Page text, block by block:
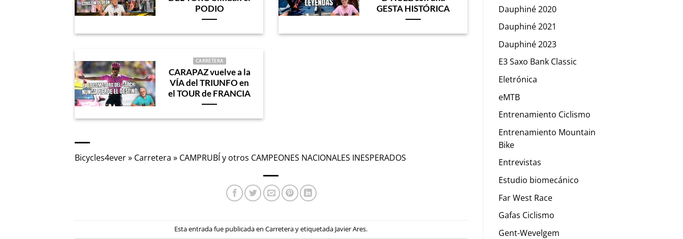
PODIO
GESTA HISTÓRICA
CARRETERA
CARAPAZ vuelve a la
VÍA del TRIUNFO en
el TOUR de FRANCIA
Bicycles4ever» Carretera » CAMPRUBÍ y otros CAMPEONES NACIONALES INESPERADOS
Esta entrada fue publicada enCarreteray etiquetada Javier Ares.
Dauphiné 2020
Dauphiné 2021
Dauphiné 2023
E3 Saxo Bank Classic
Eletrónica
eMTB
Entrenamiento Ciclismo
Entrenamiento Mountain
Bike
Entrevistas
Estudio biomecánico
Far West Race
Gafas Ciclismo
Gent-Wevelgem